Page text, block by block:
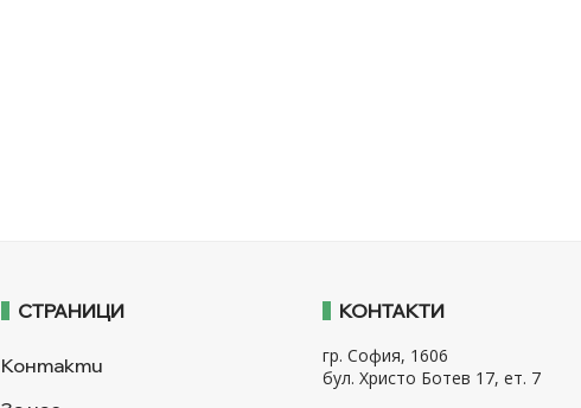
СТРАНИЦИ
Контакти
КОНТАКТИ
гр. София, 1606
бул. Христо Ботев 17, ет. 7